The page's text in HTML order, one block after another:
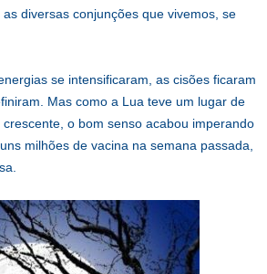
diversas conjunções que vivemos, se
se intensificaram, as cisões ficaram
Mas como a Lua teve um lugar de
o bom senso acabou imperando
milhões de vacina na semana passada,